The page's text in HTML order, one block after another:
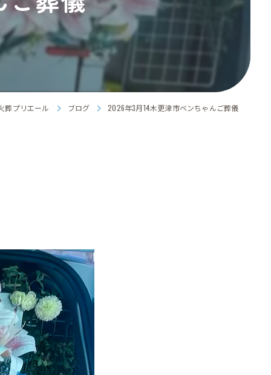
葬
ト火葬
葬プリエール ブログ 2026年3月14木更津市ベンちゃんご葬儀